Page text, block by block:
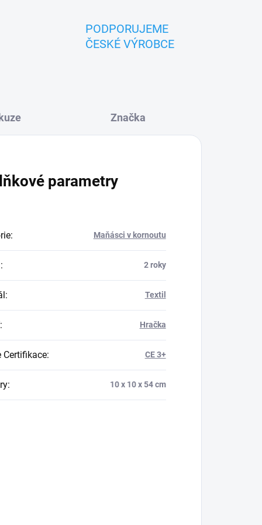
PODPORUJEME
ČESKÉ VÝROBCE
Značka
parametry
: Maňásci v kornoutu
: 2 roky
: Textil
: Hračka
Certifikace: CE 3+
: 10 x 10 x 54 cm